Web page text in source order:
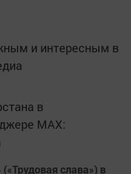
и интересным в
в
MАХ:
слава») в